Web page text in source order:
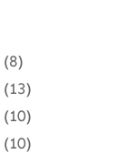
(8)
(13)
(10)
(10)